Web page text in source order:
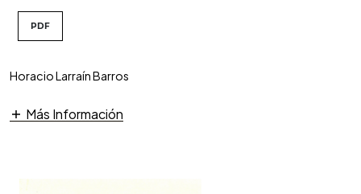
PDF
Horacio Larraín Barros
Más Información